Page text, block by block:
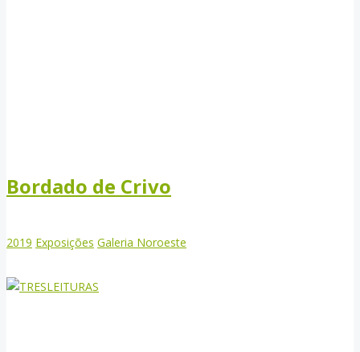
Bordado de Crivo
2019 Exposições Galeria Noroeste